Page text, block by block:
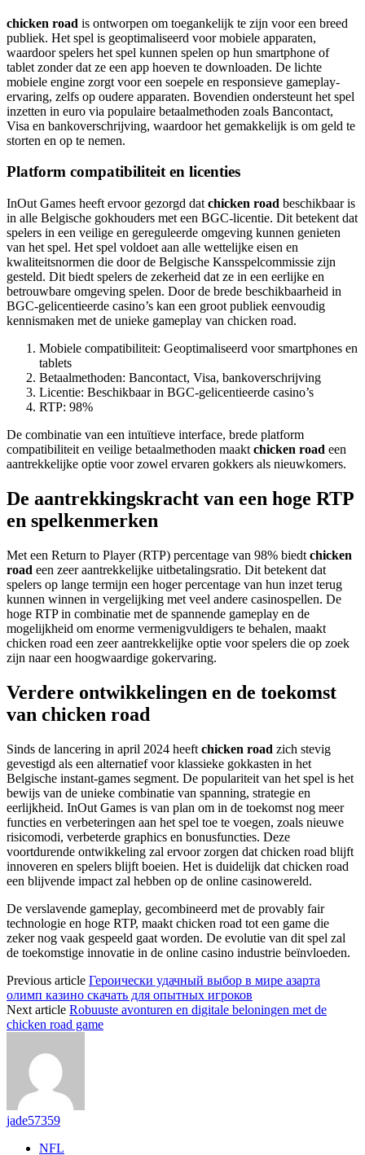
chicken road is ontworpen om toegankelijk te zijn voor een breed
publiek. Het spel is geoptimaliseerd voor mobiele apparaten,
waardoor spelers het spel kunnen spelen op hun smartphone of
tablet zonder dat ze een app hoeven te downloaden. De lichte
mobiele engine zorgt voor een soepele en responsieve gameplay-
ervaring, zelfs op oudere apparaten. Bovendien ondersteunt het spel
inzetten in euro via populaire betaalmethoden zoals Bancontact,
Visa en bankoverschrijving, waardoor het gemakkelijk is om geld te
storten en op te nemen.
Platform compatibiliteit en licenties
InOut Games heeft ervoor gezorgd dat chicken road beschikbaar is
in alle Belgische gokhouders met een BGC-licentie. Dit betekent dat
spelers in een veilige en gereguleerde omgeving kunnen genieten
van het spel. Het spel voldoet aan alle wettelijke eisen en
kwaliteitsnormen die door de Belgische Kansspelcommissie zijn
gesteld. Dit biedt spelers de zekerheid dat ze in een eerlijke en
betrouwbare omgeving spelen. Door de brede beschikbaarheid in
BGC-gelicentieerde casino’s kan een groot publiek eenvoudig
kennismaken met de unieke gameplay van chicken road.
Mobiele compatibiliteit: Geoptimaliseerd voor smartphones en
tablets
Betaalmethoden: Bancontact, Visa, bankoverschrijving
Licentie: Beschikbaar in BGC-gelicentieerde casino’s
RTP: 98%
De combinatie van een intuïtieve interface, brede platform
compatibiliteit en veilige betaalmethoden maakt chicken road een
aantrekkelijke optie voor zowel ervaren gokkers als nieuwkomers.
De aantrekkingskracht van een hoge RTP
en spelkenmerken
Met een Return to Player (RTP) percentage van 98% biedt chicken
road een zeer aantrekkelijke uitbetalingsratio. Dit betekent dat
spelers op lange termijn een hoger percentage van hun inzet terug
kunnen winnen in vergelijking met veel andere casinospellen. De
hoge RTP in combinatie met de spannende gameplay en de
mogelijkheid om enorme vermenigvuldigers te behalen, maakt
chicken road een zeer aantrekkelijke optie voor spelers die op zoek
zijn naar een hoogwaardige gokervaring.
Verdere ontwikkelingen en de toekomst
van chicken road
Sinds de lancering in april 2024 heeft chicken road zich stevig
gevestigd als een alternatief voor klassieke gokkasten in het
Belgische instant-games segment. De populariteit van het spel is het
bewijs van de unieke combinatie van spanning, strategie en
eerlijkheid. InOut Games is van plan om in de toekomst nog meer
functies en verbeteringen aan het spel toe te voegen, zoals nieuwe
risicomodi, verbeterde graphics en bonusfuncties. Deze
voortdurende ontwikkeling zal ervoor zorgen dat chicken road blijft
innoveren en spelers blijft boeien. Het is duidelijk dat chicken road
een blijvende impact zal hebben op de online casinowereld.
De verslavende gameplay, gecombineerd met de provably fair
technologie en hoge RTP, maakt chicken road tot een game die
zeker nog vaak gespeeld gaat worden. De evolutie van dit spel zal
de toekomstige innovatie in de online casino industrie beïnvloeden.
Previous article Героически удачный выбор в мире азарта
олимп казино скачать для опытных игроков
Next article Robuuste avonturen en digitale beloningen met de
chicken road game
jade57359
NFL